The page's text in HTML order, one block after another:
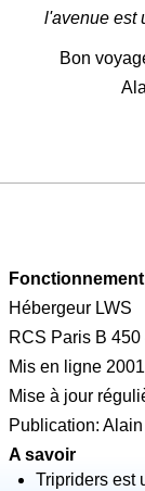
l'avenue est
Bon
Fonctionnement
Hébergeur LWS
RCS Paris B
Mis en ligne
Mise à jour
Publication:
A savoir
Tripriders est